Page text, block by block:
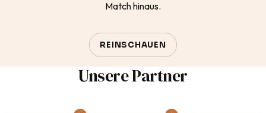
Match hinaus.
REINSCHAUEN
Unsere Partner